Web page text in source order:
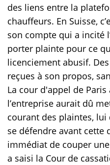
des liens entre la
chauffeurs. En Suisse,
son compte qui a incité
porter plainte pour ce
licenciement abusif.
reçues à son propos,
La cour d'appel de
l’entreprise aurait dû
courant des plaintes,
se défendre avant
immédiat de couper
a saisi la Cour de